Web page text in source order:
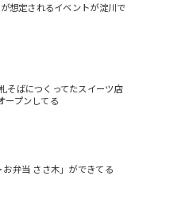
想定されるイベントが淀川で
そばにつくってたスイーツ店
ープンしてる
お弁当 ささ木」ができてる